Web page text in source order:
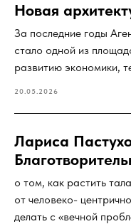
Новая
За последние годы
стало одной из
развитию экономики,
20.05.2026
Лариса
о том, как растить
от человеко-
делать с «вечной